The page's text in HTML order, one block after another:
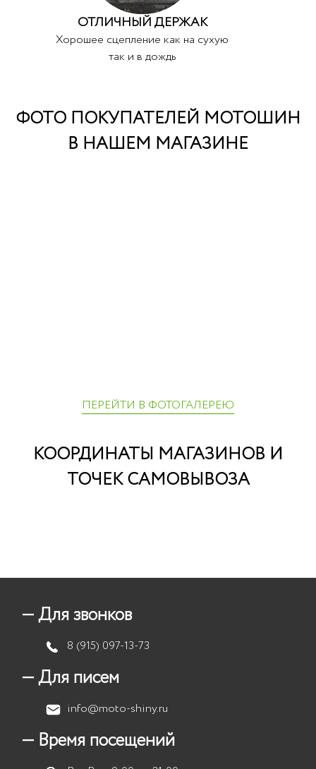
ОТЛИЧНЫЙ ДЕРЖАК
Хорошее сцепление как на сухую
так и в дождь
ФОТО ПОКУПАТЕЛЕЙ МОТОШИН
В НАШЕМ МАГАЗИНЕ
ПЕРЕЙТИ В ФОТОГАЛЕРЕЮ
КООРДИНАТЫ МАГАЗИНОВ И
ТОЧЕК САМОВЫВОЗА
— Для звонков
8 (915) 097-13-73
— Для писем
info@moto-shiny.ru
— Время посещений